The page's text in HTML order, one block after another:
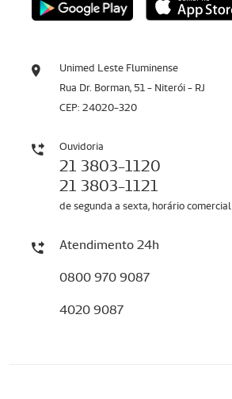
Unimed Leste Fluminense
Rua Dr. Borman, 51 - Niterói - RJ
CEP: 24020-320
Ouvidoria
21 3803-1120
21 3803-1121
de segunda a sexta, horário comercial
Atendimento 24h
0800 970 9087
4020 9087